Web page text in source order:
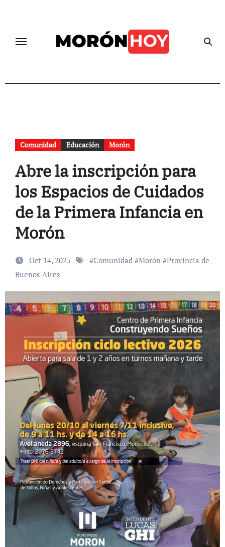
Comunidad Educación Morón
Abre la inscripción para
los Espacios de Cuidados
de la Primera Infancia en
Morón
Oct 14, 2025 #Comunidad #Morón #Provincia de
Buenos Aires